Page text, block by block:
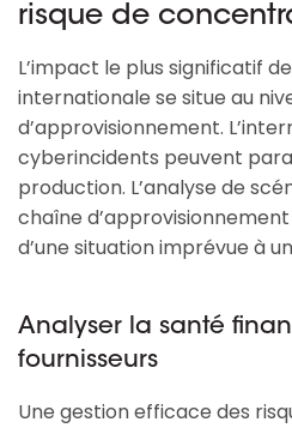
risque de
L’impact le plus significatif
internationale se situe au
d’approvisionnement.
cyberincidents peuvent
production. L’analyse de
chaîne
d’une situation imprévue à
Analyser la santé
fournisseurs
Une gestion efficace des